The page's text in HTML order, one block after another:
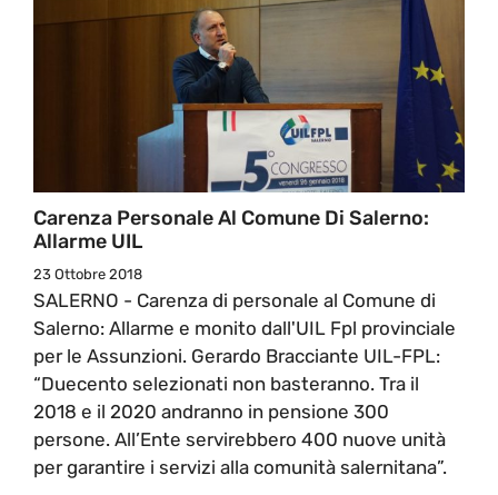
Carenza Personale Al Comune Di Salerno:
Allarme UIL
23 Ottobre 2018
SALERNO - Carenza di personale al Comune di
Salerno: Allarme e monito dall'UIL Fpl provinciale
per le Assunzioni. Gerardo Bracciante UIL-FPL:
“Duecento selezionati non basteranno. Tra il
2018 e il 2020 andranno in pensione 300
persone. All’Ente servirebbero 400 nuove unità
per garantire i servizi alla comunità salernitana”.